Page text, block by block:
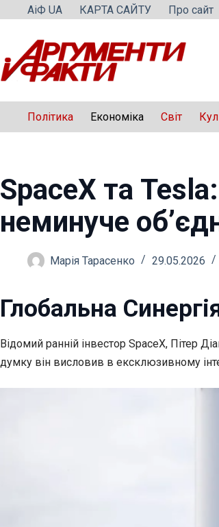
Перейти
вмісту
АіФ UA КАРТА САЙТУ Про сайт
Політика Економіка Світ
SpaceX та
неминуче
Марія Тарасенко 29.05.2026
Глобальна
Відомий ранній інвестор SpaceX, Пітер
думку він висловив в ексклюзивному